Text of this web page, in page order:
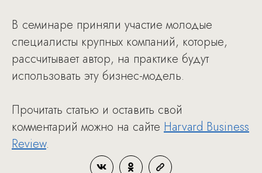
В семинаре приняли участие молодые
специалисты крупных компаний, которые,
рассчитывает автор, на практике будут
использовать эту бизнес-модель.
Прочитать статью и оставить свой
комментарий можно на сайте Harvard Business
Review.